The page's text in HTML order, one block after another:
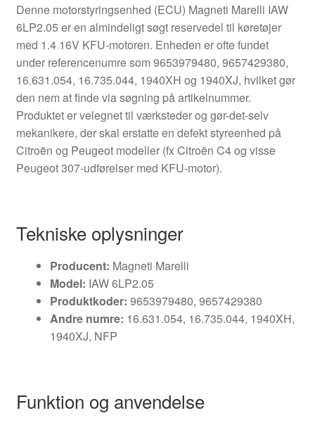
Denne motorstyringsenhed (ECU) Magneti Marelli IAW
6LP2.05 er en almindeligt søgt reservedel til køretøjer
med 1.4 16V KFU-motoren. Enheden er ofte fundet
under referencenumre som 9653979480, 9657429380,
16.631.054, 16.735.044, 1940XH og 1940XJ, hvilket gør
den nem at finde via søgning på artikelnummer.
Produktet er velegnet til værksteder og gør-det-selv
mekanikere, der skal erstatte en defekt styreenhed på
Citroën og Peugeot modeller (fx Citroën C4 og visse
Peugeot 307-udførelser med KFU-motor).
Tekniske oplysninger
Producent: Magneti Marelli
Model: IAW 6LP2.05
Produktkoder: 9653979480, 9657429380
Andre numre: 16.631.054, 16.735.044, 1940XH,
1940XJ, NFP
Funktion og anvendelse